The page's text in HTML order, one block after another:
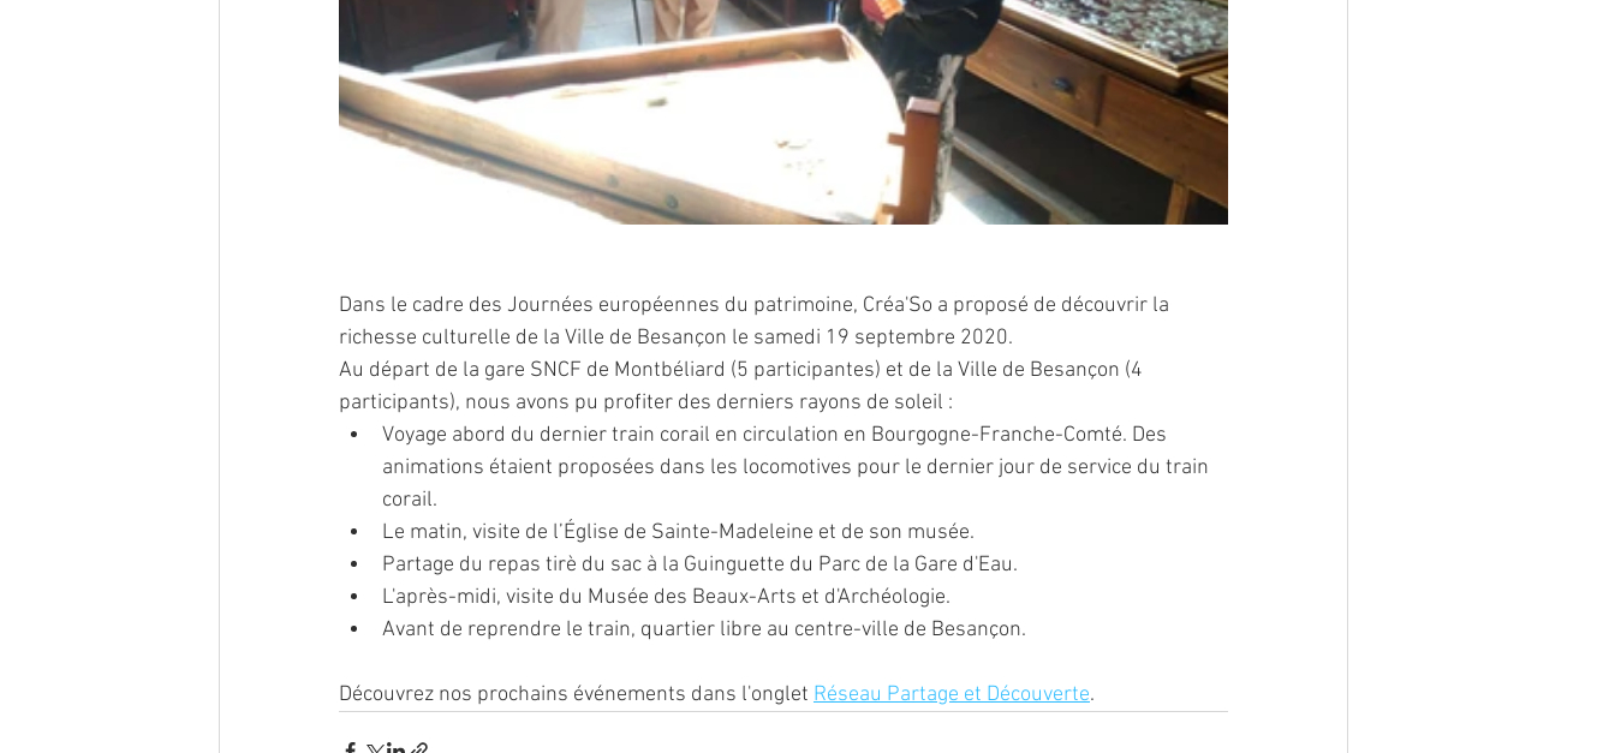
Dans le cadre des Journées européennes du patrimoine, Créa'So a proposé de découvrir la
richesse culturelle de la Ville de Besançon le samedi 19 septembre 2020.
Au départ de la gare SNCF de Montbéliard (5 participantes) et de la Ville de Besançon (4
participants), nous avons pu profiter des derniers rayons de soleil :
Voyage abord du dernier train corail en circulation en Bourgogne-Franche-Comté. Des
animations étaient proposées dans les locomotives pour le dernier jour de service du train
corail.
Le matin, visite de l’Église de Sainte-Madeleine et de son musée.
Partage du repas tirè du sac à la Guinguette du Parc de la Gare d'Eau.
L'après-midi, visite du Musée des Beaux-Arts et d'Archéologie.
Avant de reprendre le train, quartier libre au centre-ville de Besançon.
Découvrez nos prochains événements dans l'onglet Réseau Partage et Découverte.